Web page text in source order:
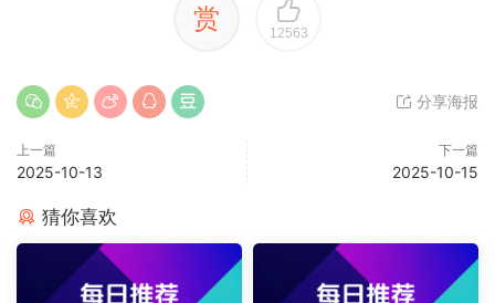
赏 12563
分享海报
上一篇
2025-10-13
下一篇
2025-10-15
猜你喜欢